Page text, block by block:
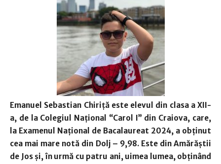
Emanuel Sebastian Chiriţă este elevul din clasa a XII-
a, de la Colegiul Naţional “Carol I” din Craiova, care,
la Examenul Naţional de Bacalaureat 2024, a obţinut
cea mai mare notă din Dolj – 9,98. Este din Amărăştii
de Jos şi, în urmă cu patru ani, uimea lumea, obţinând